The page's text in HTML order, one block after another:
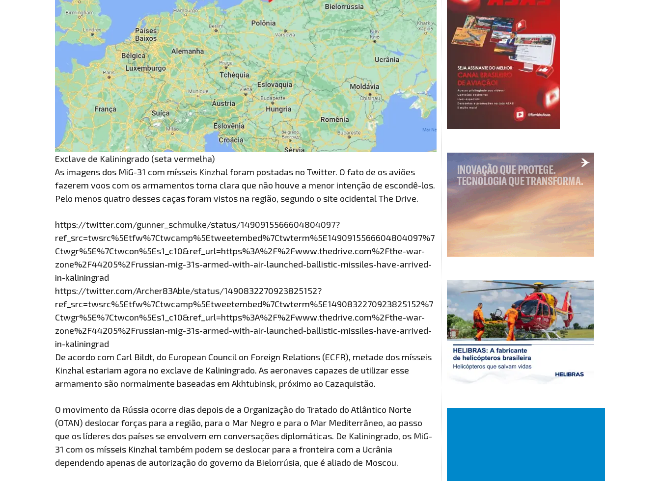
Exclave de Kaliningrado (seta vermelha)
As imagens dos MiG-31 com mísseis Kinzhal foram postadas no Twitter. O fato de os aviões
fazerem voos com os armamentos torna clara que não houve a menor intenção de escondê-los.
Pelo menos quatro desses caças foram vistos na região, segundo o site ocidental The Drive.
https://twitter.com/gunner_schmulke/status/1490915566604804097?
ref_src=twsrc%5Etfw%7Ctwcamp%5Etweetembed%7Ctwterm%5E1490915566604804097%7
Ctwgr%5E%7Ctwcon%5Es1_c10&ref_url=https%3A%2F%2Fwww.thedrive.com%2Fthe-war-
zone%2F44205%2Frussian-mig-31s-armed-with-air-launched-ballistic-missiles-have-arrived-
in-kaliningrad
https://twitter.com/Archer83Able/status/1490832270923825152?
ref_src=twsrc%5Etfw%7Ctwcamp%5Etweetembed%7Ctwterm%5E1490832270923825152%7
Ctwgr%5E%7Ctwcon%5Es1_c10&ref_url=https%3A%2F%2Fwww.thedrive.com%2Fthe-war-
zone%2F44205%2Frussian-mig-31s-armed-with-air-launched-ballistic-missiles-have-arrived-
in-kaliningrad
De acordo com Carl Bildt, do European Council on Foreign Relations (ECFR), metade dos mísseis
Kinzhal estariam agora no exclave de Kaliningrado. As aeronaves capazes de utilizar esse
armamento são normalmente baseadas em Akhtubinsk, próximo ao Cazaquistão.
O movimento da Rússia ocorre dias depois de a Organização do Tratado do Atlântico Norte
(OTAN) deslocar forças para a região, para o Mar Negro e para o Mar Mediterrâneo, ao passo
que os líderes dos países se envolvem em conversações diplomáticas. De Kaliningrado, os MiG-
31 com os mísseis Kinzhal também podem se deslocar para a fronteira com a Ucrânia
dependendo apenas de autorização do governo da Bielorrúsia, que é aliado de Moscou.